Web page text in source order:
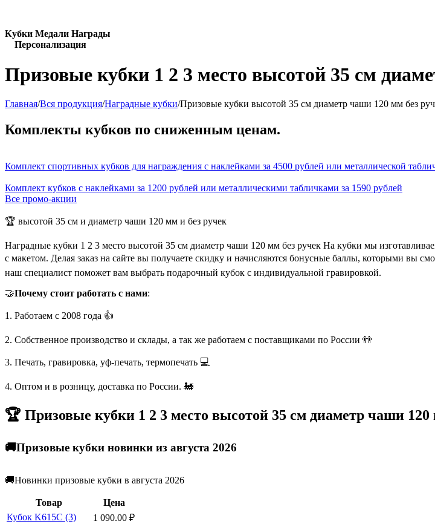
Кубки Медали Награды
Персонализация
Призовые кубки 1 2 3 место высотой 35 см
Главная/Вся продукция/Наградные кубки/Призовые кубки высотой 35 см диаметр чаши 120 мм без
Комплекты кубков по сниженным ценам.
Комплект спортивных кубков для награждения с наклейками за 4500 рублей или металлической
Комплект кубков с наклейками за 1200 рублей или металлическими табличками за 1590 рублей
Все промо-акции
🏆 высотой 35 см и диаметр чаши 120 мм и без ручек
Наградные кубки 1 2 3 место высотой 35 см диаметр чаши 120 мм без ручек На кубки мы
с макетом. Делая заказ на сайте вы получаете скидку и начисляются бонусные баллы, которыми вы
наш специалист поможет вам выбрать подарочный кубок с индивидуальной гравировкой.
🤝Почему стоит работать с нами:
1. Работаем с 2008 года 👍
2. Собственное производство и склады, а так же работаем с поставщиками по России 👬
3. Печать, гравировка, уф-печать, термопечать 💻
4. Оптом и в розницу, доставка по России. 🚂
🏆 Призовые кубки 1 2 3 место высотой 35 см диаметр чаши
🚚Призовые кубки новинки из августа 2026
🚚Новинки призовые кубки в августа 2026
Товар
Цена
Кубок K615C (3)
1 090.00 ₽